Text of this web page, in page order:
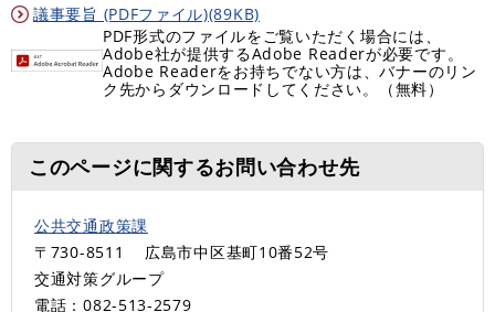
議事要旨 (PDFファイル)(89KB)
PDF形式のファイルをご覧いただく場合には、
Adobe社が提供するAdobe Readerが必要です。
Adobe Readerをお持ちでない方は、バナーのリン
ク先からダウンロードしてください。（無料）
このページに関するお問い合わせ先
公共交通政策課
〒730-8511
広島市中区基町10番52号
交通対策グループ
電話：082-513-2579